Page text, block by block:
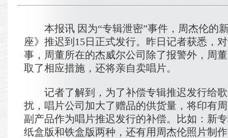
本报讯 因为“专辑泄密”事件，周杰伦的
座》推迟到15日正式发行。昨日记者获悉，
事，周董所在的杰威尔公司除了报警外，周
取了相应措施，还将亲自卖唱片。
记者了解到，为了补偿专辑推迟发行给歌
扰，唱片公司加大了赠品的供货量，将印有
副产品作为唱片推迟发行的补偿。比如：新
纸盒版和铁盒版两种，还有用周杰伦照片制